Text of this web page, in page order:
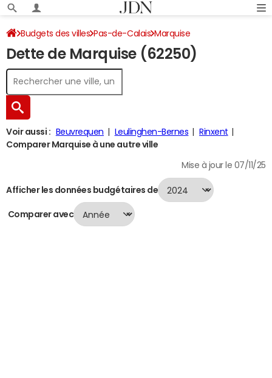
Budgets des villes Pas-de-Calais Marquise
Dette au 31/12/2024
Dette de Marquise (62250)
Voir aussi : Beuvrequen Leulinghen-Bernes
Rinxent
Comparer Marquise à une autre ville
Mise à jour le 07/11/25
Afficher les données budgétaires de
Comparer avec